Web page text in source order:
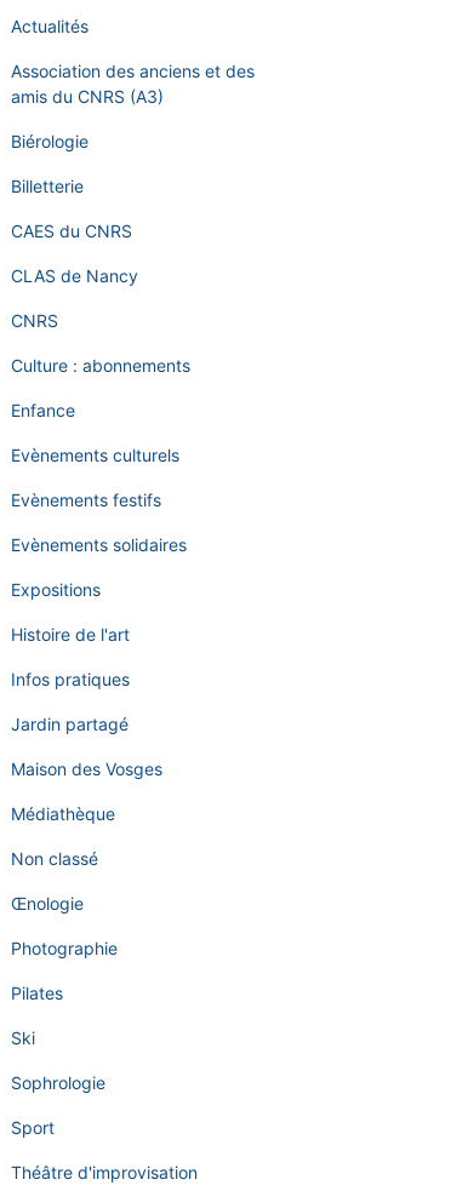
Actualités
Association des anciens et des
amis du CNRS (A3)
Biérologie
Billetterie
CAES du CNRS
CLAS de Nancy
CNRS
Culture : abonnements
Enfance
Evènements culturels
Evènements festifs
Evènements solidaires
Expositions
Histoire de l'art
Infos pratiques
Jardin partagé
Maison des Vosges
Médiathèque
Non classé
Œnologie
Photographie
Pilates
Ski
Sophrologie
Sport
Théâtre d'improvisation